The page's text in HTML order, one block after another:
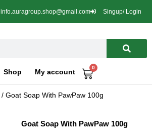
info.auragroup.shop@gmail.com Singup/ Login
Shop My account
0
Cart
/ Goat Soap With PawPaw 100g
Goat Soap With PawPaw 100g